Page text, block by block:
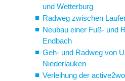
und Wetterburg
Radweg zwischen
Neubau einer Fuß- und
Endbach
Geh- und Radweg von
Niederlauken
Verleihung der